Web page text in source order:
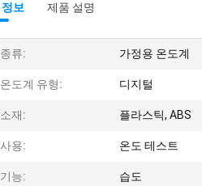
보 제품 설명
종류: 가정용 온도계
온도계 유형: 디지털
소재: 플라스틱, ABS
사용: 온도 테스트
기능: 습도